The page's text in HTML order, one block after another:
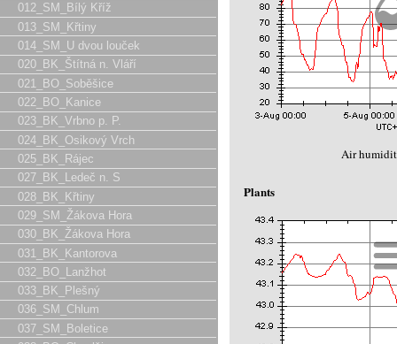
012_SM_Bílý Kříž
013_SM_Křtiny
014_SM_U dvou louček
020_BK_Štítná n. Vláří
021_BO_Soběšice
022_BO_Kanice
023_BK_Vrbno p. P.
024_BK_Osikový Vrch
025_BK_Rájec
027_BK_Ledeč n. S
028_BK_Křtiny
029_SM_Žákova Hora
030_BK_Žákova Hora
031_BK_Kantorova
032_BO_Lanžhot
033_BK_Plešný
036_SM_Chlum
037_SM_Boletice
Air
Plants